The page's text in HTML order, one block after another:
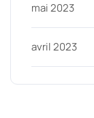
mai 2023
avril 2023